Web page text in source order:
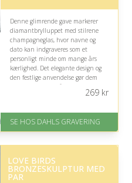
Denne glimrende gave markerer
diamantbrylluppet med stilrene
champagneglas, hvor navne og
dato kan indgraveres som et
personligt minde om mange års
kærlighed. Det elegante design og
den festlige anvendelse gør dem
velegnede til at skåle for parrets
På lager
Levering: 2-3 dage
på 4.8 ud af 5
269kr
SE HOS DAHLS GRAVERING
LOVE BIRDS
BRONZESKULPTUR MED
PAR